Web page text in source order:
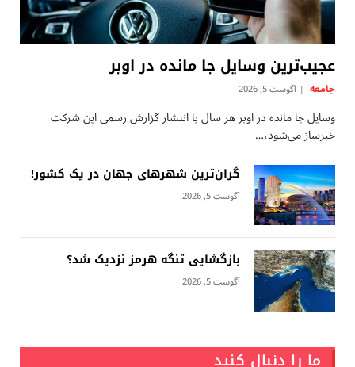
عجیب‌ترین وسایل جا مانده در اوبر
جامعه آگوست 5, 2026
وسایل جا مانده در اوبر هر سال با انتشار گزارش رسمی این شرکت
خبرساز می‌شود،…
گران‌ترین شهرهای جهان در یک کشور!
آگوست 5, 2026
بازگشایی تنگه هرمز نزدیک شد؟
آگوست 5, 2026
ما را دنبال کنید